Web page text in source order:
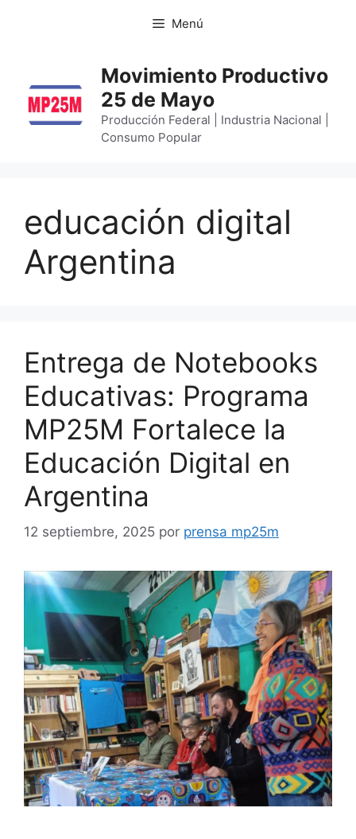
Menú
Movimiento Productivo
25 de Mayo
Producción Federal | Industria Nacional |
Consumo Popular
educación digital
Argentina
Entrega de Notebooks
Educativas: Programa
MP25M Fortalece la
Educación Digital en
Argentina
12 septiembre, 2025 por prensa mp25m